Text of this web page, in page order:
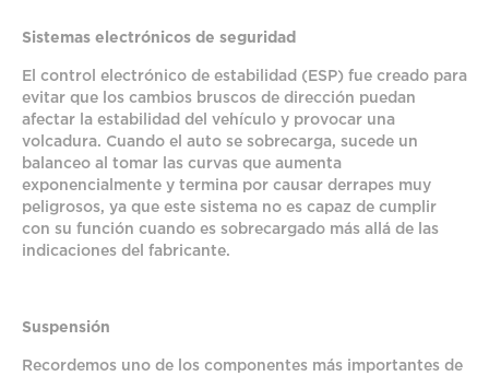
Sistemas electrónicos de seguridad
El control electrónico de estabilidad (ESP) fue creado para
evitar que los cambios bruscos de dirección puedan
afectar la estabilidad del vehículo y provocar una
volcadura. Cuando el auto se sobrecarga, sucede un
balanceo al tomar las curvas que aumenta
exponencialmente y termina por causar derrapes muy
peligrosos, ya que este sistema no es capaz de cumplir
con su función cuando es sobrecargado más allá de las
indicaciones del fabricante.
Suspensión
Recordemos uno de los componentes más importantes de